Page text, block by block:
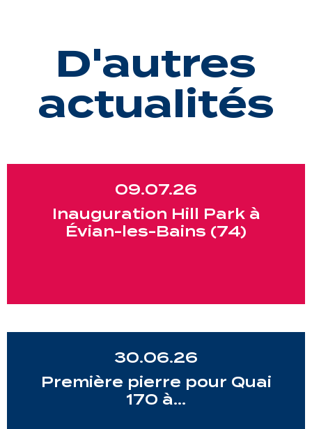
D'autres
actualités
09.07.26
Inauguration Hill Park à
Évian-les-Bains (74)
30.06.26
Première pierre pour Quai
170 à…